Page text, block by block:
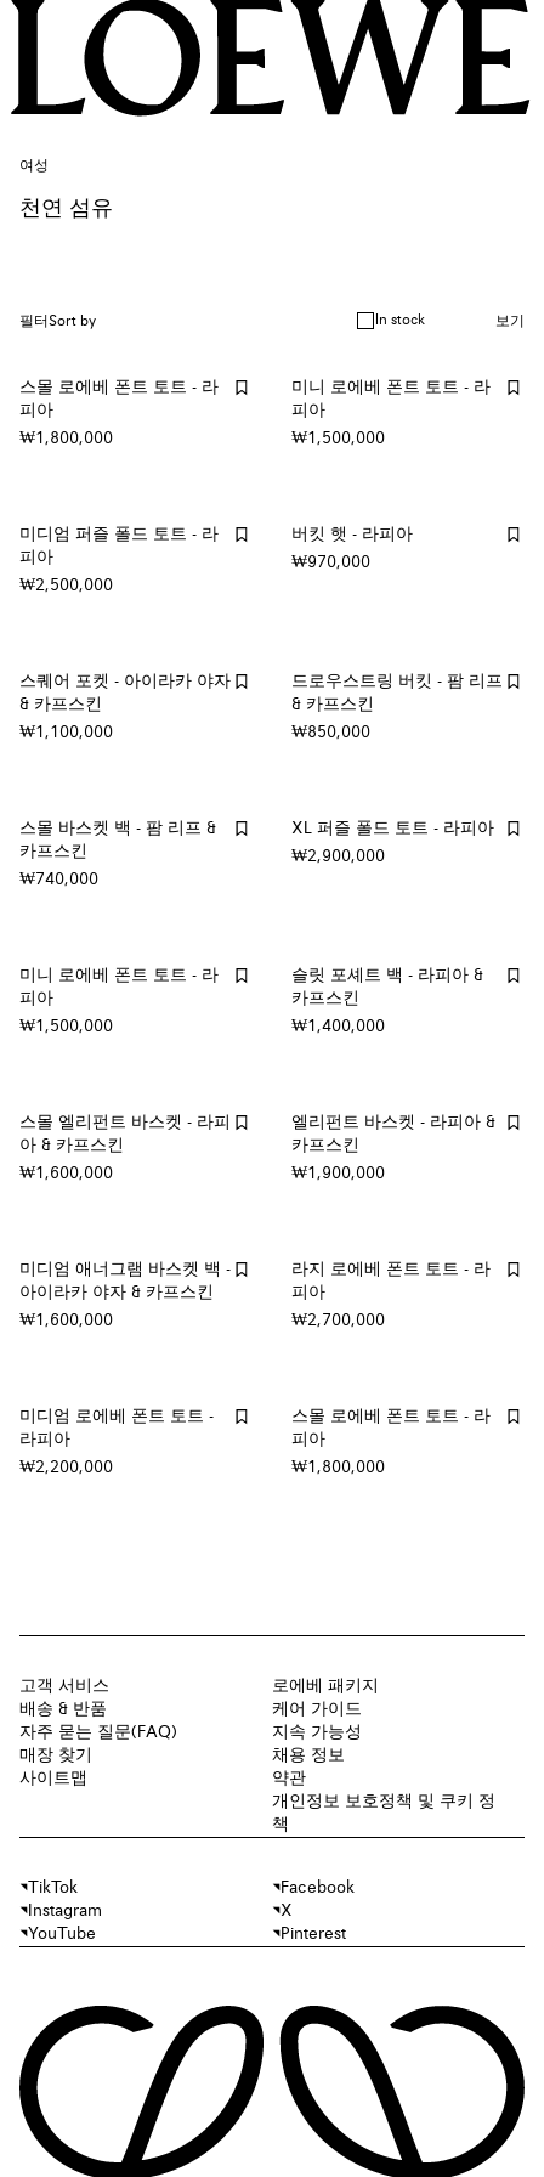
여성
천연 섬유
필터Sort by In stock 보기
스몰 로에베 폰트 토트 - 라
피아
₩1,800,000
미니 로에베 폰트 토트 - 라
피아
₩1,500,000
미디엄 퍼즐 폴드 토트 - 라
피아
₩2,500,000
버킷 햇 - 라피아
₩970,000
스퀘어 포켓 - 아이라카 야자
& 카프스킨
₩1,100,000
드로우스트링 버킷 - 팜 리프
& 카프스킨
₩850,000
스몰 바스켓 백 - 팜 리프 &
카프스킨
₩740,000
XL 퍼즐 폴드 토트 - 라피아
₩2,900,000
미니 로에베 폰트 토트 - 라
피아
₩1,500,000
슬릿 포셰트 백 - 라피아 &
카프스킨
₩1,400,000
스몰 엘리펀트 바스켓 - 라피
아 & 카프스킨
₩1,600,000
엘리펀트 바스켓 - 라피아 &
카프스킨
₩1,900,000
미디엄 애너그램 바스켓 백 -
아이라카 야자 & 카프스킨
₩1,600,000
라지 로에베 폰트 토트 - 라
피아
₩2,700,000
미디엄 로에베 폰트 토트 -
라피아
₩2,200,000
스몰 로에베 폰트 토트 - 라
피아
₩1,800,000
고객 서비스
배송 & 반품
자주 묻는 질문(FAQ)
매장 찾기
사이트맵
로에베 패키지
케어 가이드
지속 가능성
채용 정보
약관
개인정보 보호정책 및 쿠키 정
책
TikTok
Facebook
Instagram
X
YouTube
Pinterest